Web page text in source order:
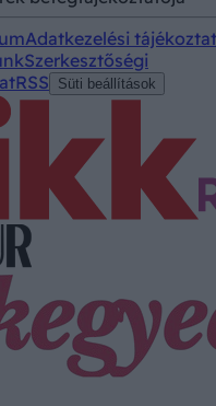
Adatkezelési
Szerkesztőségi
RSS Süti beállítások